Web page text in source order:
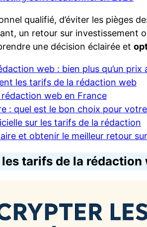
qualifié, d’éviter les pièges
un retour sur investissement
une décision éclairée et
web : bien plus qu’un prix
les tarifs de la rédaction web
web en France
: quel est le bon choix pour
sur les tarifs de la rédaction
et obtenir le meilleur retour
tarifs de la rédaction